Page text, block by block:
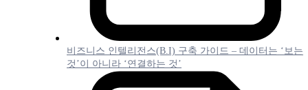
비즈니스 인텔리전스(B.I) 구축 가이드 – 데이터는 ‘보는
것’이 아니라 ‘연결하는 것’